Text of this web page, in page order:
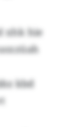
xhk hie
kbd